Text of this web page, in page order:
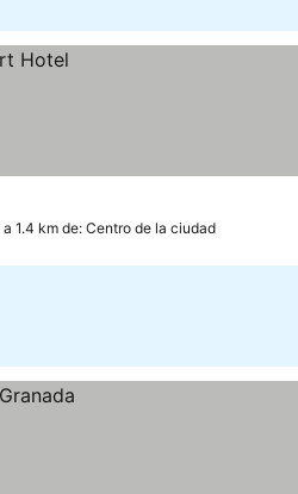
a 1.4 km de: Centro de la ciudad